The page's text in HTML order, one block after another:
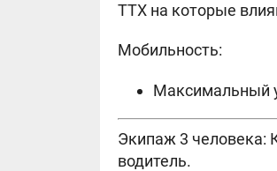
ТТХ на которые
Мобильность:
Максимальный
Экипаж 3
водитель.